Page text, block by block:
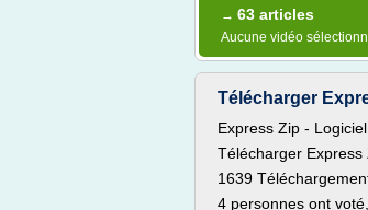
→ 63 articles
Aucune vidéo
Télécharger
Express Zip -
Télécharger
1639
4 personnes ont